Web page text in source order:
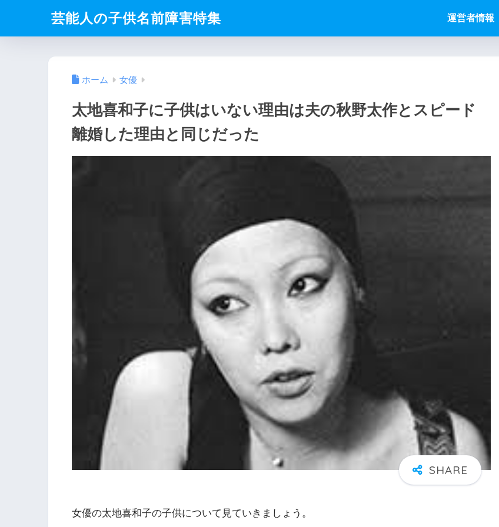
芸能人の子供名前障害特集 運営者情報
ホーム 女優
太地喜和子に子供はいない理由は夫の秋野太作とスピード
離婚した理由と同じだった
女優の太地喜和子の子供について見ていきましょう。